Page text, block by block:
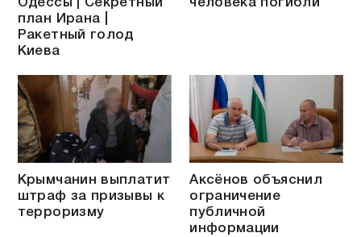
Одессы | Секретный
план Ирана |
Ракетный голод
Киева
человека погибли
Крымчанин выплатит
штраф за призывы к
терроризму
Аксёнов объяснил
ограничение
публичной
информации